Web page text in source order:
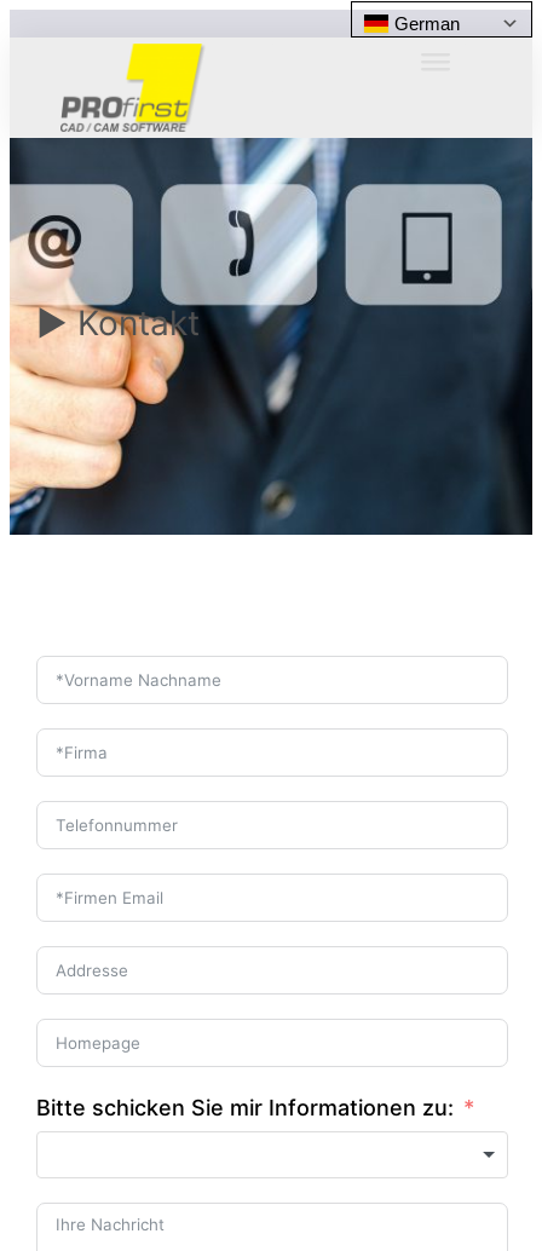
German
► Kontakt
Bitte schicken Sie mir Informationen zu: